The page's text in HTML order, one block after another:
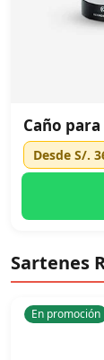
Caño
Desde S/.
Sartenes
En promoción